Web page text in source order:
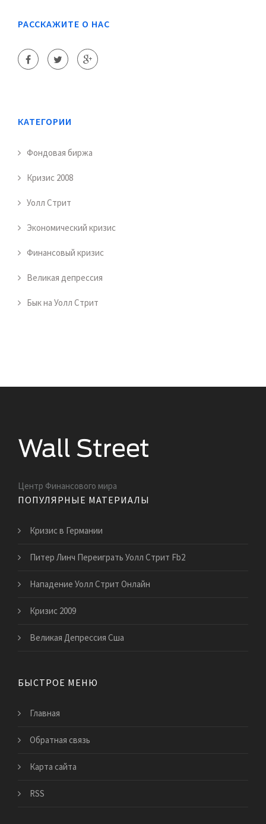
РАССКАЖИТЕ О НАС
КАТЕГОРИИ
Фондовая биржа
Кризис 2008
Уолл Стрит
Экономический кризис
Финансовый кризис
Великая депрессия
Бык на Уолл Стрит
Центр Финансового мира
ПОПУЛЯРНЫЕ МАТЕРИАЛЫ
Кризис в Германии
Питер Линч Переиграть Уолл Стрит Fb2
Нападение Уолл Стрит Онлайн
Кризис 2009
Великая Депрессия Сша
БЫСТРОЕ МЕНЮ
Главная
Обратная связь
Карта сайта
RSS